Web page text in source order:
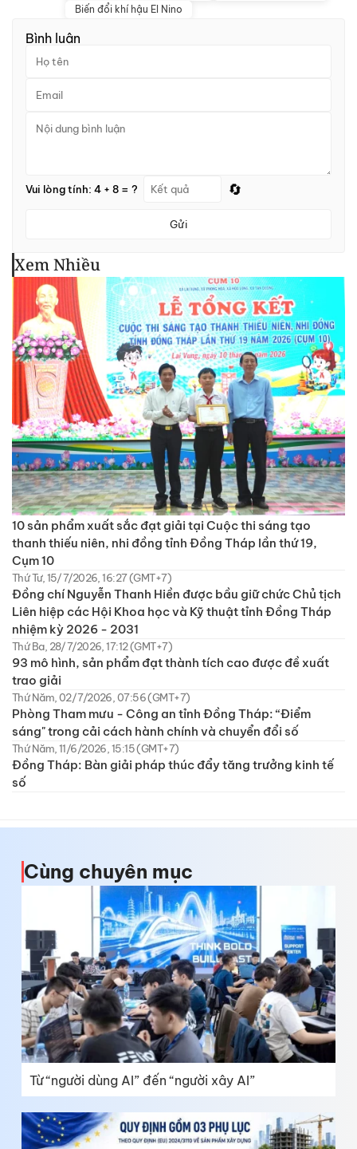
Biến đổi khí hậu El Nino
Bình luận
Vui lòng tính: 4 + 8 = ? 🔄
Gửi
Xem Nhiều
10 sản phẩm xuất sắc đạt giải tại Cuộc thi sáng tạo
thanh thiếu niên, nhi đồng tỉnh Đồng Tháp lần thứ 19,
Cụm 10
Thứ Tư, 15/7/2026, 16:27 (GMT+7)
Đồng chí Nguyễn Thanh Hiền được bầu giữ chức Chủ tịch
Liên hiệp các Hội Khoa học và Kỹ thuật tỉnh Đồng Tháp
nhiệm kỳ 2026 - 2031
Thứ Ba, 28/7/2026, 17:12 (GMT+7)
93 mô hình, sản phẩm đạt thành tích cao được đề xuất
trao giải
Thứ Năm, 02/7/2026, 07:56 (GMT+7)
Phòng Tham mưu - Công an tỉnh Đồng Tháp: “Điểm
sáng" trong cải cách hành chính và chuyển đổi số
Thứ Năm, 11/6/2026, 15:15 (GMT+7)
Đồng Tháp: Bàn giải pháp thúc đẩy tăng trưởng kinh tế
số
Cùng chuyên mục
Từ “người dùng AI” đến “người xây AI”